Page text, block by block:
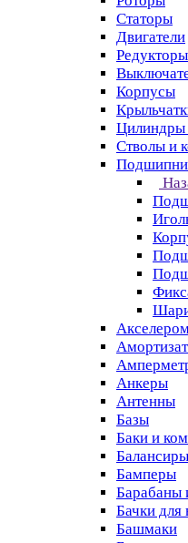
Статоры
Двигатели
Редукторы
Корпусы
Цилиндры
Стволы и
Анкеры
Антенны
Базы
Баки и
Балансиры
Бамперы
Барабаны
Бачки для
Башмаки